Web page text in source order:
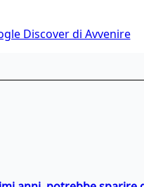
Discover di Avvenire